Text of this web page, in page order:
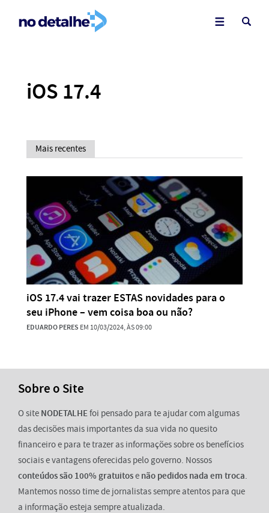
iOS 17.4
Mais recentes
iOS 17.4 vai trazer ESTAS novidades para o
seu iPhone – vem coisa boa ou não?
EDUARDO PERES EM 10/03/2024, ÀS 09:00
Sobre o Site
O site NODETALHEfoi pensado para te ajudar com algumas
das decisões mais importantes da sua vida no quesito
financeiro e para te trazer as informações sobre os benefícios
sociais e vantagens oferecidas pelo governo. Nossos
conteúdos são 100% gratuitose não pedidos nada em troca.
Mantemos nosso time de jornalistas sempre atentos para que
a informação esteja sempre atualizada.